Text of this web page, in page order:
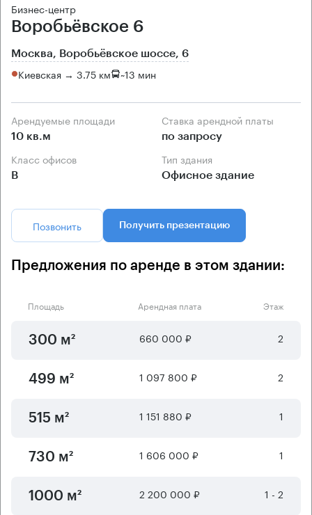
Бизнес-центр
Воробьёвское 6
Москва, Воробьёвское шоссе, 6
Киевская → 3.75 км ~13 мин
Арендуемые площади
10 кв.м
Ставка арендной платы
по запросу
Класс офисов
B
Тип здания
Офисное здание
Позвонить Получить презентацию
Предложения по аренде в этом здании:
Площадь Арендная плата Этаж
300 м² 660 000 ₽ 2
499 м² 1 097 800 ₽ 2
515 м² 1 151 880 ₽ 1
730 м² 1 606 000 ₽ 1
1000 м² 2 200 000 ₽ 1 - 2